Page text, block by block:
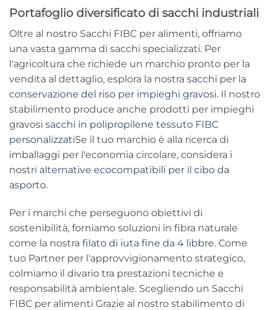
Portafoglio diversificato di sacchi industriali
Oltre al nostro Sacchi FIBC per alimenti, offriamo
una vasta gamma di sacchi specializzati. Per
l'agricoltura che richiede un marchio pronto per la
vendita al dettaglio, esplora la nostra sacchi per la
conservazione del riso per impieghi gravosi. Il nostro
stabilimento produce anche prodotti per impieghi
gravosi sacchi in polipropilene tessuto FIBC
personalizzatiSe il tuo marchio è alla ricerca di
imballaggi per l'economia circolare, considera i
nostri alternative ecocompatibili per il cibo da
asporto.
Per i marchi che perseguono obiettivi di
sostenibilità, forniamo soluzioni in fibra naturale
come la nostra filato di iuta fine da 4 libbre. Come
tuo Partner per l'approvvigionamento strategico,
colmiamo il divario tra prestazioni tecniche e
responsabilità ambientale. Scegliendo un Sacchi
FIBC per alimenti Grazie al nostro stabilimento di